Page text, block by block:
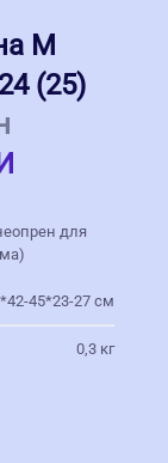
M
(25)
для
45*23-27 см
0,3 кг